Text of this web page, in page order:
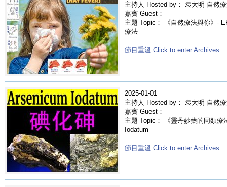
主持人 Hosted by： 袁大明 自然
嘉賓 Guest：
主題 Topic： 《自然療法與你》-
療法
節目重溫 Click to enter Archives
2025-01-01
主持人 Hosted by： 袁大明 自然
嘉賓 Guest：
主題 Topic： 《靈丹妙藥的同類
Iodatum
節目重溫 Click to enter Archives